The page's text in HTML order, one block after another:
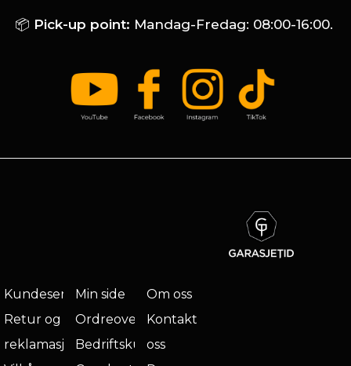
📦 Pick-up point: Mandag-Fredag: 08:00-16:00.
Kundeservice
Retur og
reklamasjon
Min side
Ordreoversikt
Bedriftskunde
Om oss
Kontakt
oss